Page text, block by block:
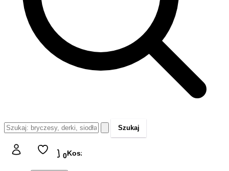
Szukaj
Koszyk 0Koszyk